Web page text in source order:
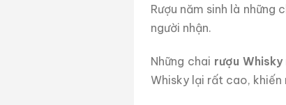
Rượu năm sinh là những
người nhận.
Những chai rượu Whisky
Whisky lại rất cao,